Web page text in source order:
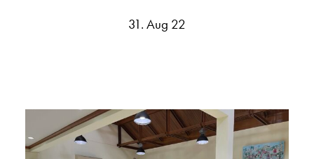
31. Aug 22